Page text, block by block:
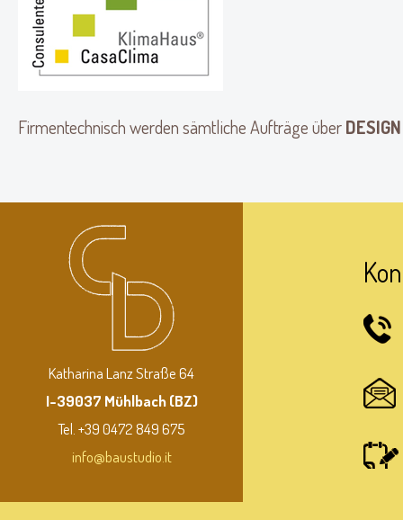
Firmentechnisch werden sämtliche Aufträge über
Katharina Lanz Straße 64
I-39037 Mühlbach (BZ)
Tel. +39 0472 849 675
info@baustudio.it